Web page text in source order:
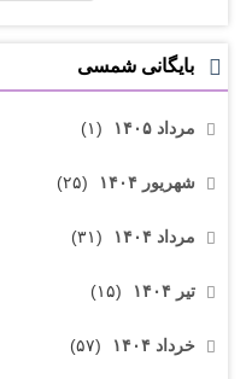
بایگانی شمسی
مرداد ۱۴۰۵ (۱)
شهریور ۱۴۰۴ (۲۵)
مرداد ۱۴۰۴ (۳۱)
تیر ۱۴۰۴ (۱۵)
خرداد ۱۴۰۴ (۵۷)